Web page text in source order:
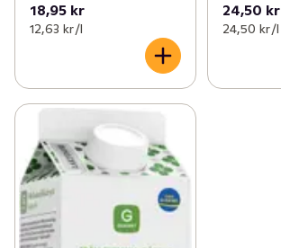
18,95 kr
12,63 kr /l
24,50 kr
24,50 kr /l